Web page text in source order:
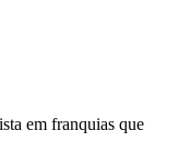
em franquias que